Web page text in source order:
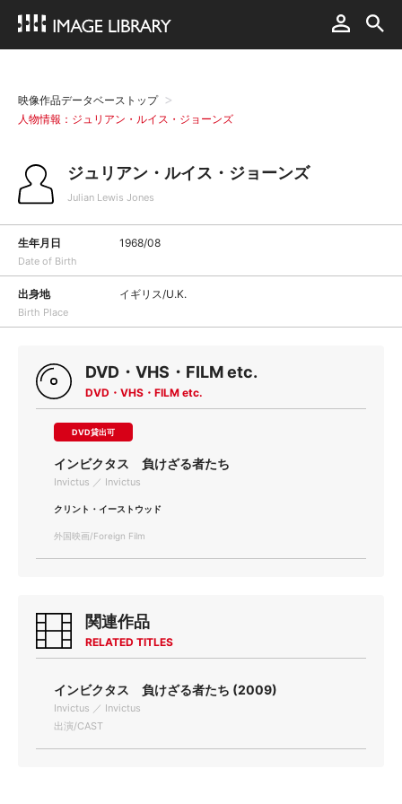
映像作品データベーストップ
人物情報：ジュリアン・ルイス・ジョーンズ
ジュリアン・ルイス・ジョーンズ
Julian Lewis Jones
生年月日
Date of Birth
1968/08
出身地
Birth Place
イギリス/U.K.
DVD・VHS・FILM etc.
DVD・VHS・FILM etc.
DVD貸出可
インビクタス 負けざる者たち
Invictus ／ Invictus
クリント・イーストウッド
外国映画/Foreign Film
関連作品
RELATED TITLES
インビクタス 負けざる者たち (2009)
Invictus ／ Invictus
出演/CAST